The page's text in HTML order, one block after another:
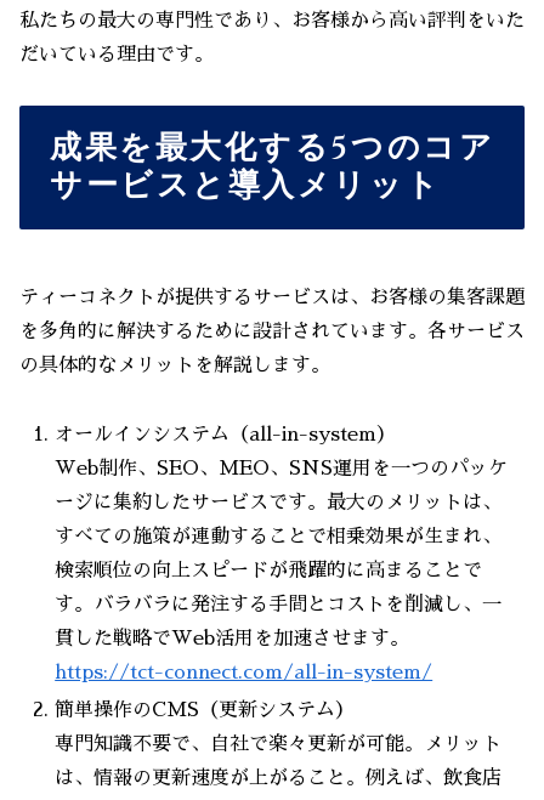
私たちの最大の専門性であり、お客様から高い評判をいた
だいている理由です。
成果を最大化する5つのコア
サービスと導入メリット
ティーコネクトが提供するサービスは、お客様の集客課題
を多角的に解決するために設計されています。各サービス
の具体的なメリットを解説します。
オールインシステム（all-in-system）
Web制作、SEO、MEO、SNS運用を一つのパッケ
ージに集約したサービスです。最大のメリットは、
すべての施策が連動することで相乗効果が生まれ、
検索順位の向上スピードが飛躍的に高まることで
す。バラバラに発注する手間とコストを削減し、一
貫した戦略でWeb活用を加速させます。
https://tct-connect.com/all-in-system/
簡単操作のCMS（更新システム）
専門知識不要で、自社で楽々更新が可能。メリット
は、情報の更新速度が上がること。例えば、飲食店